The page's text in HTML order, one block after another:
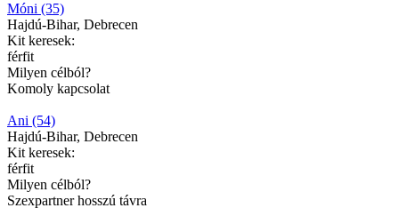
Móni (35)
Hajdú-Bihar, Debrecen
Kit keresek:
férfit
Milyen célból?
Komoly kapcsolat
Ani (54)
Hajdú-Bihar, Debrecen
Kit keresek:
férfit
Milyen célból?
Szexpartner hosszú távra